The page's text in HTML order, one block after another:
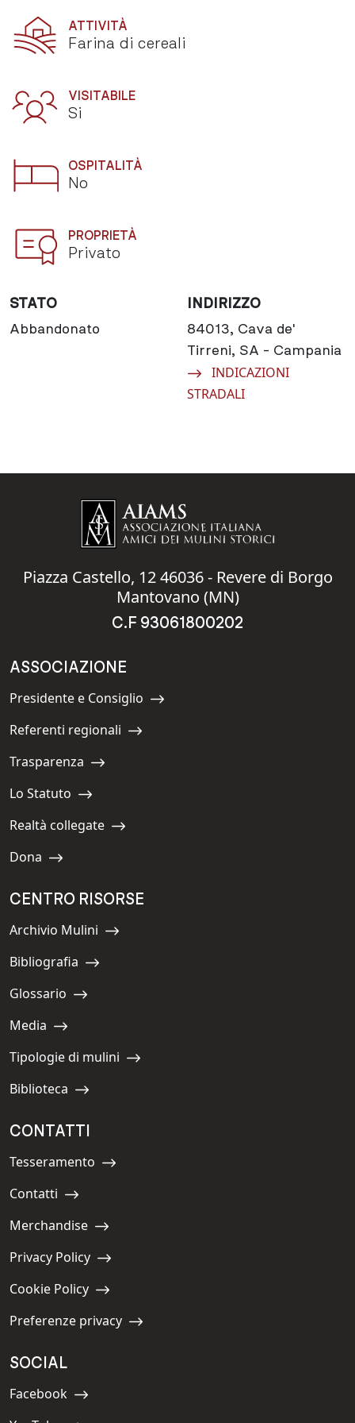
ATTIVITÀ
Farina di cereali
VISITABILE
Si
OSPITALITÀ
No
PROPRIETÀ
Privato
STATO
Abbandonato
INDIRIZZO
84013, Cava de'
Tirreni, SA - Campania
Navigate to:
INDICAZIONI
STRADALI
Piazza Castello, 12 46036 - Revere di Borgo
Mantovano (MN)
C.F 93061800202
ASSOCIAZIONE
Navigate to:
Presidente e Consiglio
Navigate to:
Referenti regionali
Navigate to:
Trasparenza
Navigate to:
Lo Statuto
Navigate to:
Realtà collegate
Navigate to:
Dona
CENTRO RISORSE
Navigate to:
Archivio Mulini
Navigate to:
Bibliografia
Navigate to:
Glossario
Navigate to:
Media
Navigate to:
Tipologie di mulini
Navigate to:
Biblioteca
CONTATTI
Navigate to:
Tesseramento
Navigate to:
Contatti
Navigate to:
Merchandise
Navigate to:
Privacy Policy
Navigate to:
Cookie Policy
Navigate to:
Preferenze privacy
SOCIAL
Navigate to:
Facebook